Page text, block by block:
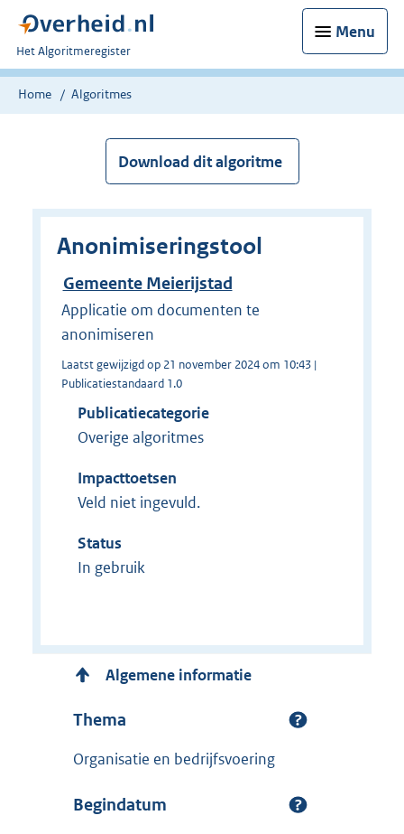
Menu
U
bent
nu
Het Algoritmeregister
Home Algoritmes
Download dit algoritme
Anonimiseringstool
Gemeente Meierijstad
Applicatie om documenten te
anonimiseren
Laatst gewijzigd op 21 november 2024 om 10:43 |
Publicatiestandaard 1.0
Publicatiecategorie
Overige algoritmes
Impacttoetsen
Veld niet ingevuld.
Status
In gebruik
Algemene informatie
Thema
Organisatie en bedrijfsvoering
Begindatum